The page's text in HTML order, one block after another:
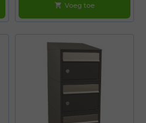
shopping_cart Voeg toe